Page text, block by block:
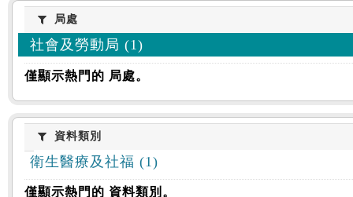
:::
局處局處
社會及勞動局 (1)
僅顯示熱門的 局處。
資料類別
資料類別
衛生醫療及社福 (1)
僅顯示熱門的 資料類別。